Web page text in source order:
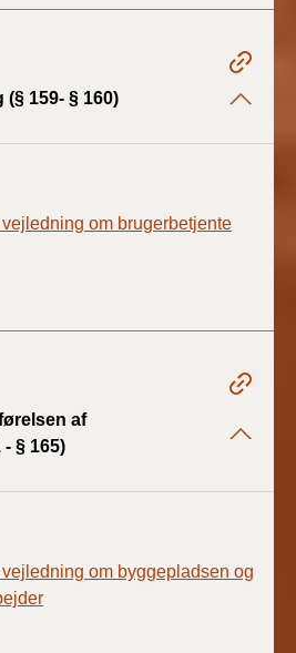
159- § 160)
om brugerbetjente
af
§ 165)
om byggepladsen og